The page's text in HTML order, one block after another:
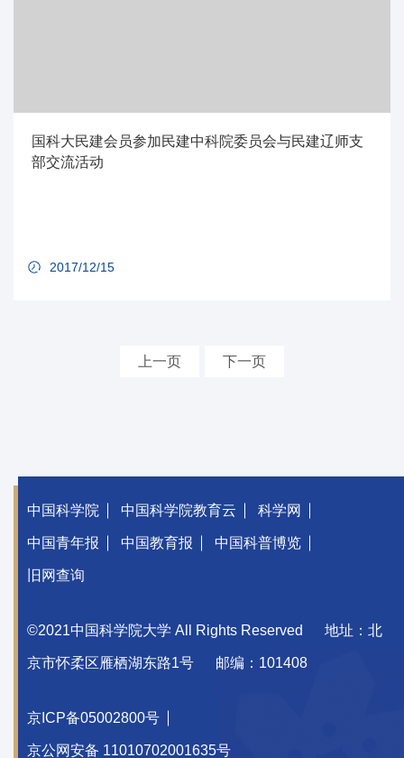
国科大民建会员参加民建中科院委员会与民建辽师支
部交流活动
2017/12/15
上一页 下一页
中国科学院 中国科学院教育云 科学网
中国青年报 中国教育报 中国科普博览
旧网查询
©2021中国科学院大学 All Rights Reserved 地址：北
京市怀柔区雁栖湖东路1号 邮编：101408
京ICP备05002800号
京公网安备 11010702001635号